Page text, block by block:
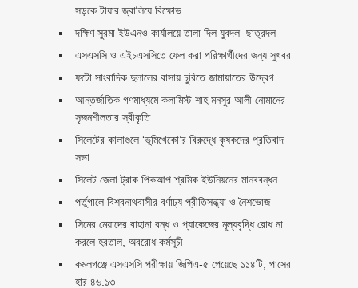
সড়কে টায়ার জ্বালিয়ে বিক্ষোভ
দক্ষিণ সুরমা ইউএনও কার্যালয়ে তালা দিল যুবদল–ছাত্রদল
এসএসসি ও এইচএসসিতে ফেল করা পরিক্ষার্থীদের জন্য সুখবর
ফটো সাংবাদিক দুলালের বাসায় চুরিতে জামায়াতের উদ্বেগ
আন্তর্জাতিক গণমাধ্যমে কলামিস্ট শাহ মনসুর আলী নোমানের
সৃজনশীলতার স্বীকৃতি
সিলেটের কালাগুলে ‘ভূমিখেকো’র বিরুদ্ধে কৃষকদের প্রতিবাদ
সভা
সিলেট জেলা ট্রাক পিকআপ শ্রমিক ইউনিয়নের মানববন্ধন
পর্তুগালে বিশ্বনাথবাসীর বর্ণাঢ্য প্রীতিসন্ধ্যা ও নৈশভোজ
সিমের মেয়াদের বাহানা বন্ধ ও প্যাকেজের মূল্যবৃদ্ধি রোধ না
করলে হরতাল, অবরোধ কর্মসূচী
কমলগঞ্জে এসএসসি পরীক্ষায় জিপিএ-৫ পেয়েছে ১১৪টি, পাসের
হার ৪৬.১৩